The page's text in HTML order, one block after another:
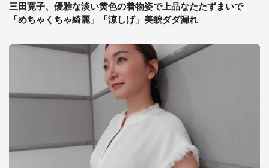
三田寛子、優雅な淡い黄色の着物姿で上品なたたずまいで
「めちゃくちゃ綺麗」「涼しげ」美貌ダダ漏れ